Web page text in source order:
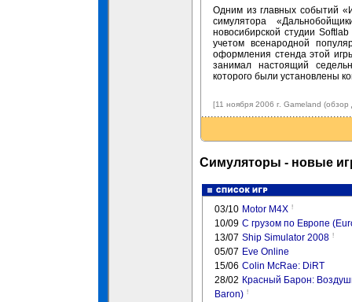
Одним из главных событий
симулятора
новосибирской студии
учетом всенародной
оформления стенда этой
занимал настоящий
которого были установлены
[11 ноября 2006 г. Gameland
Симуляторы - новые
03/10 Motor M4X !
10/09 С грузом по Европе
13/07 Ship Simulator 2008 !
05/07 Eve Online
15/06 Colin McRae: DiRT
28/02 Красный Барон:
Baron) !